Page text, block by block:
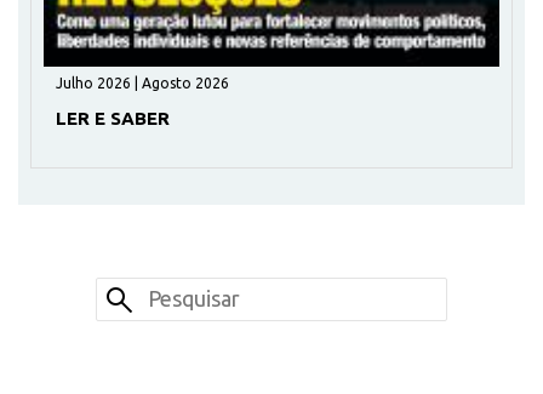
Julho 2026 | Agosto 2026
LER E SABER